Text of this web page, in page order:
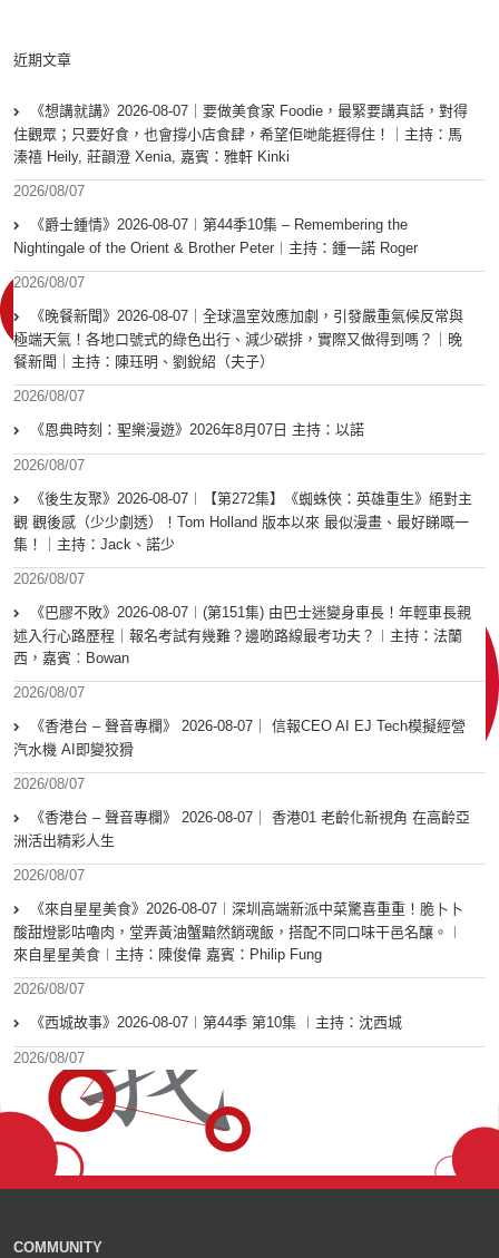
近期文章
《想講就講》2026-08-07｜要做美食家 Foodie，最緊要講真話，對得
住觀眾；只要好食，也會撐小店食肆，希望佢哋能捱得住！｜主持：馬
溱禧 Heily, 莊韻澄 Xenia, 嘉賓：雅軒 Kinki
2026/08/07
《爵士鍾情》2026-08-07︱第44季10集 – Remembering the
Nightingale of the Orient & Brother Peter︱主持：鍾一諾 Roger
2026/08/07
《晚餐新聞》2026-08-07｜全球溫室效應加劇，引發嚴重氣候反常與
極端天氣！各地口號式的綠色出行、減少碳排，實際又做得到嗎？｜晚
餐新聞｜主持：陳珏明、劉銳紹（夫子）
2026/08/07
《恩典時刻：聖樂漫遊》2026年8月07日 主持：以諾
2026/08/07
《後生友聚》2026-08-07︱【第272集】《蜘蛛俠：英雄重生》絕對主
觀 觀後感（少少劇透）！Tom Holland 版本以來 最似漫畫、最好睇嘅一
集！｜主持：Jack、諾少
2026/08/07
《巴膠不敗》2026-08-07︱(第151集) 由巴士迷變身車長！年輕車長親
述入行心路歷程｜報名考試有幾難？邊啲路線最考功夫？︱主持：法蘭
西，嘉賓︰Bowan
2026/08/07
《香港台 – 聲音專欄》 2026-08-07｜ 信報CEO AI EJ Tech模擬經營
汽水機 AI即變狡猾
2026/08/07
《香港台 – 聲音專欄》 2026-08-07｜ 香港01 老齡化新視角 在高齡亞
洲活出精彩人生
2026/08/07
《來自星星美食》2026-08-07︱深圳高端新派中菜驚喜重重！脆卜卜
酸甜燈影咕嚕肉，堂弄黃油蟹黯然銷魂飯，搭配不同口味干邑名釀。︱
來自星星美食︱主持：陳俊偉 嘉賓：Philip Fung
2026/08/07
《西城故事》2026-08-07︱第44季 第10集 ︱主持：沈西城
2026/08/07
COMMUNITY